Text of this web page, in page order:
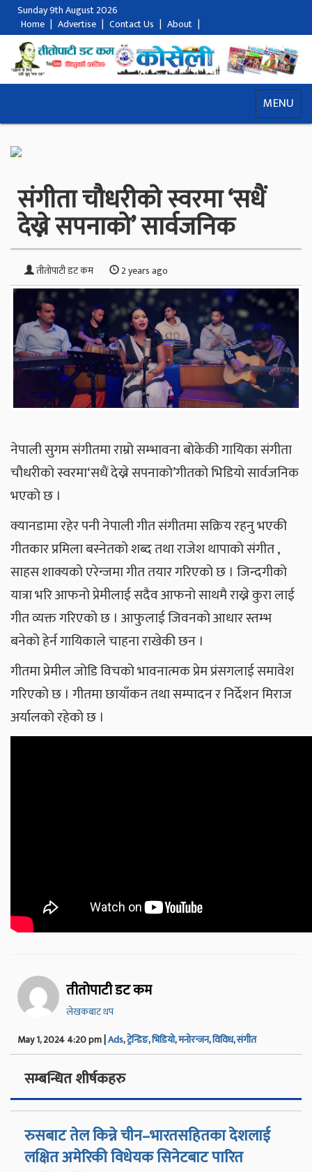
Sunday 9th August 2026
Home | Advertise | Contact Us | About |
MENU
संगीता चौधरीको स्वरमा ‘सधैं
देख्ने सपनाको’ सार्वजनिक
तीतोपाटी डट कम 2 years ago
नेपाली सुगम संगीतमा राम्रो सम्भावना बोकेकी गायिका संगीता
चौधरीको स्वरमा‘सधैं देख्ने सपनाको’गीतको भिडियो सार्वजनिक
भएको छ ।
क्यानडामा रहेर पनी नेपाली गीत संगीतमा सक्रिय रहनु भएकी
गीतकार प्रमिला बस्नेतको शब्द तथा राजेश थापाको संगीत ,
साहस शाक्यको एरेन्जमा गीत तयार गरिएको छ । जिन्दगीको
यात्रा भरि आफनो प्रेमीलाई सदैव आफनो साथमै राख्ने कुरा लाई
गीत व्यक्त गरिएको छ । आफुलाई जिवनको आधार स्तम्भ
बनेको हेर्न गायिकाले चाहना राखेकी छन ।
गीतमा प्रेमील जोडि विचको भावनात्मक प्रेम प्रंसगलाई समावेश
गरिएको छ । गीतमा छायाँकन तथा सम्पादन र निर्देशन मिराज
अर्यालको रहेको छ ।
तीतोपाटी डट कम
लेखकबाट थप
May 1, 2024 4:20 pm |Ads,ट्रेन्डिङ,भिडियो,मनोरन्जन,विविध,संगीत
सम्बन्धित शीर्षकहरु
रुसबाट तेल किन्ने चीन–भारतसहितका देशलाई
लक्षित अमेरिकी विधेयक सिनेटबाट पारित